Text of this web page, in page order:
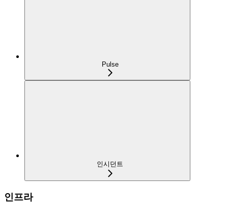
Pulse
인시던트
인프라